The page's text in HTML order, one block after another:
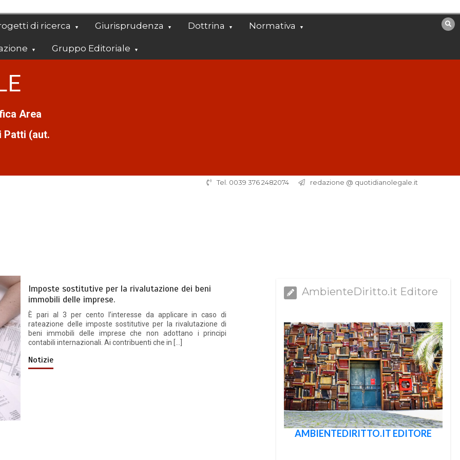
di ricerca Giurisprudenza Dottrina Normativa
Gruppo Editoriale
Area
Patti (aut.
Tel. 0039 376 2482074 redazione @ quotidianolegale.it
Imposte sostitutive per la rivalutazione dei beni
immobili delle imprese.
È pari al 3 per cento l’interesse da applicare in caso di
rateazione delle imposte sostitutive per la rivalutazione di
beni immobili delle imprese che non adottano i principi
contabili internazionali. Ai contribuenti che in […]
Notizie
AmbienteDiritto.it Editore
AMBIENTEDIRITTO.IT EDITORE